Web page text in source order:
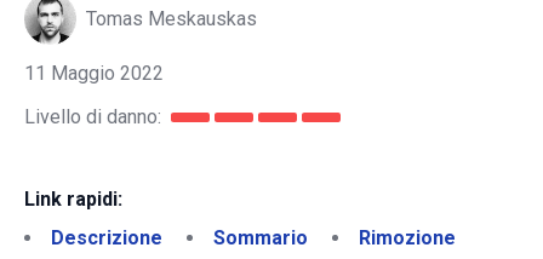
Tomas Meskauskas
11 Maggio 2022
Livello di danno:
Link rapidi:
Descrizione
Sommario
Rimozione